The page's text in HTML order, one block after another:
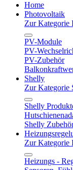
Home
Photovoltaik
Zur Kategorie
PV-Module
PV-
PV-Zubehör
Shelly
Zur Kategorie
Shelly
Shelly
Zur Kategorie
Heizungs -